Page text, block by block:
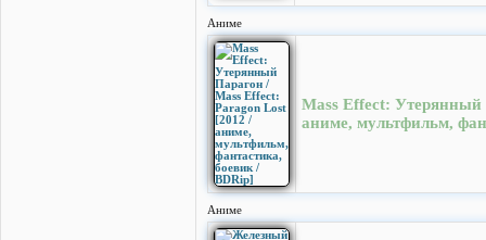
Аниме
Mass Effect: Утерянный
аниме, мультфильм,
Аниме